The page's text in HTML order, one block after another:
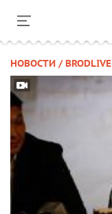
НОВОСТИ / BRODLIVE